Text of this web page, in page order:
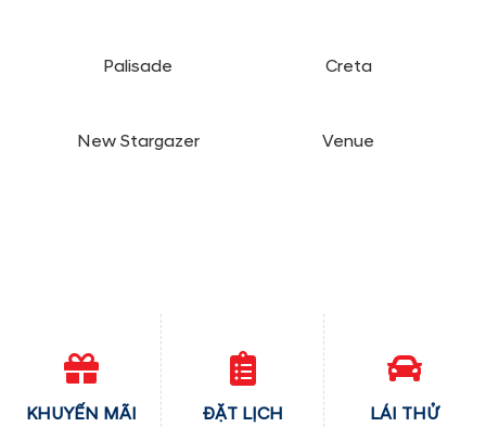
Palisade Creta
New Stargazer Venue
KHUYẾN MÃI ĐẶT LỊCH LÁI THỬ